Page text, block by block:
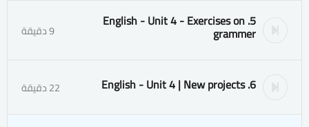
5. English - Unit 4 - Exercises on
grammer 9 دقيقة
6. English - Unit 4 | New projects 22 دقيقة